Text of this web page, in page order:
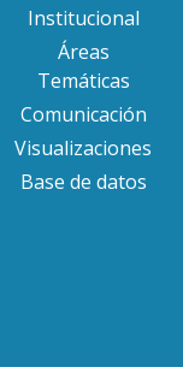
Institucional
Áreas
Temáticas
Comunicación
Visualizaciones
Base de datos